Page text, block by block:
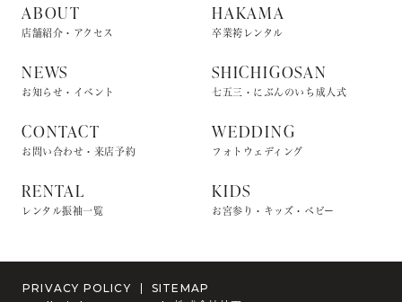
ABOUT
店舗紹介・アクセス
NEWS
お知らせ・イベント
CONTACT
お問い合わせ・来店予約
RENTAL
レンタル振袖一覧
HAKAMA
卒業袴レンタル
SHICHIGOSAN
七五三・にぶんのいち成人式
WEDDING
フォトウェディング
KIDS
お宮参り・キッズ・ベビー
PRIVACY POLICY
SITEMAP